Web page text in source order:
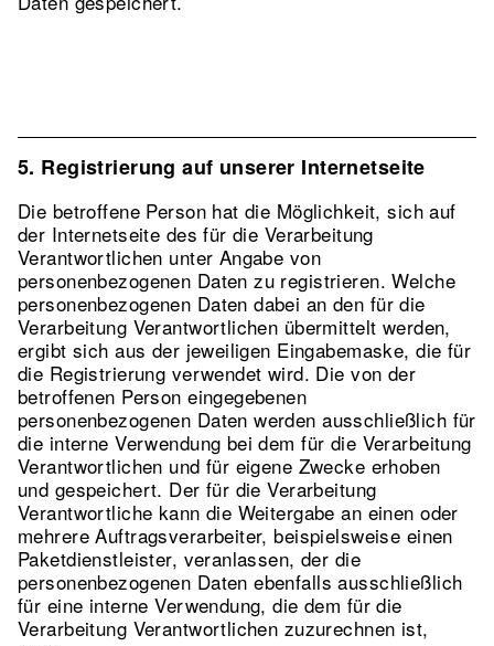
5. Registrierung auf unserer Internetseite
Die betroffene Person hat die Möglichkeit, sich auf
der Internetseite des für die Verarbeitung
Verantwortlichen unter Angabe von
personenbezogenen Daten zu registrieren. Welche
personenbezogenen Daten dabei an den für die
Verarbeitung Verantwortlichen übermittelt werden,
ergibt sich aus der jeweiligen Eingabemaske, die für
die Registrierung verwendet wird. Die von der
betroffenen Person eingegebenen
personenbezogenen Daten werden ausschließlich für
die interne Verwendung bei dem für die Verarbeitung
Verantwortlichen und für eigene Zwecke erhoben
und gespeichert. Der für die Verarbeitung
Verantwortliche kann die Weitergabe an einen oder
mehrere Auftragsverarbeiter, beispielsweise einen
Paketdienstleister, veranlassen, der die
personenbezogenen Daten ebenfalls ausschließlich
für eine interne Verwendung, die dem für die
Verarbeitung Verantwortlichen zuzurechnen ist,